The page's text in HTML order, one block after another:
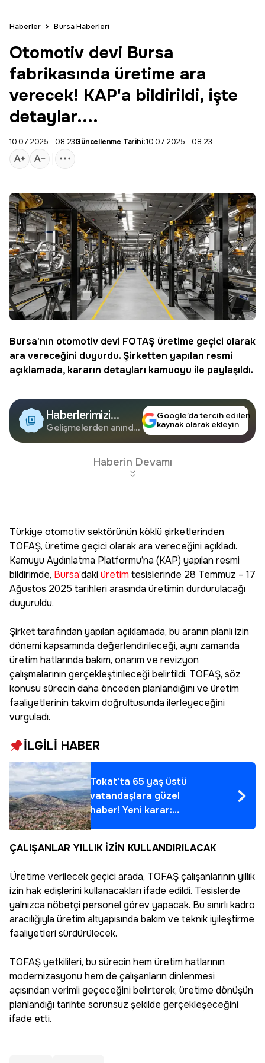
Haberler Bursa Haberleri
Otomotiv devi Bursa
fabrikasında üretime ara
verecek! KAP'a bildirildi, işte
detaylar....
10.07.2025 - 08:23Güncellenme Tarihi:10.07.2025 - 08:23
Bursa'nın otomotiv devi FOTAŞ üretime geçici olarak
ara vereceğini duyurdu. Şirketten yapılan resmi
açıklamada, kararın detayları kamuoyu ile paylaşıldı.
Haberlerimizi
Google'da Takip
Edin
Gelişmelerden anında
Google’da tercih edilen
kaynak olarak ekleyin
Haberin Devamı
Türkiye otomotiv sektörünün köklü şirketlerinden
TOFAŞ, üretime geçici olarak ara vereceğini açıkladı.
Kamuyu Aydınlatma Platformu’na (KAP) yapılan resmi
bildirimde, Bursa’dakiüretim tesislerinde 28 Temmuz – 17
Ağustos 2025 tarihleri arasında üretimin durdurulacağı
duyuruldu.
Şirket tarafından yapılan açıklamada, bu aranın planlı izin
dönemi kapsamında değerlendirileceği, aynı zamanda
üretim hatlarında bakım, onarım ve revizyon
çalışmalarının gerçekleştirileceği belirtildi. TOFAŞ, söz
konusu sürecin daha önceden planlandığını ve üretim
faaliyetlerinin takvim doğrultusunda ilerleyeceğini
vurguladı.
İLGİLİ HABER
Tokat'ta 65 yaş üstü
vatandaşlara güzel
haber! Yeni karar:
Tamamen ücretsiz
ÇALIŞANLAR YILLIK İZİN KULLANDIRILACAK
Üretime verilecek geçici arada, TOFAŞ çalışanlarının yıllık
izin hak edişlerini kullanacakları ifade edildi. Tesislerde
yalnızca nöbetçi personel görev yapacak. Bu sınırlı kadro
aracılığıyla üretim altyapısında bakım ve teknik iyileştirme
faaliyetleri sürdürülecek.
TOFAŞ yetkilileri, bu sürecin hem üretim hatlarının
modernizasyonu hem de çalışanların dinlenmesi
açısından verimli geçeceğini belirterek, üretime dönüşün
planlandığı tarihte sorunsuz şekilde gerçekleşeceğini
ifade etti.